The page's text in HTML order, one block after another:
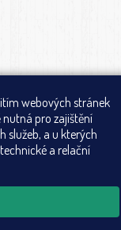
webových stránek
nutná pro zajištění
služeb, a u kterých
a relační